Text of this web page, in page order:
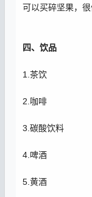
可以买碎坚果，很
四、饮品
1.茶饮
2.咖啡
3.碳酸饮料
4.啤酒
5.黄酒